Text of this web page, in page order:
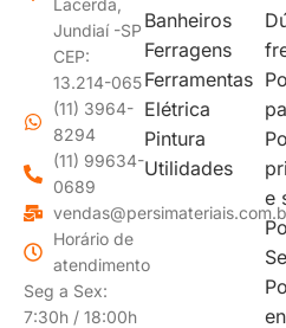
Jundiaí -SP
CEP:
13.214-065
(11) 3964-
8294
(11) 99634-
0689
Horário de
atendimento
Seg a Sex:
7:30h / 18:00h
Banheiros
Ferragens
Ferramentas
Elétrica
Pintura
Utilidades
e